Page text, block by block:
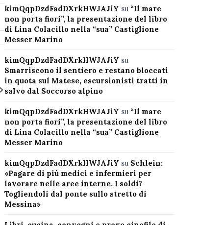
kimQqpDzdFadDXrkHWJAJiY su “Il mare
non porta fiori”, la presentazione del libro
di Lina Colacillo nella “sua” Castiglione
Messer Marino
kimQqpDzdFadDXrkHWJAJiY su
Smarriscono il sentiero e restano bloccati
in quota sul Matese, escursionisti tratti in
salvo dal Soccorso alpino
kimQqpDzdFadDXrkHWJAJiY su “Il mare
non porta fiori”, la presentazione del libro
di Lina Colacillo nella “sua” Castiglione
Messer Marino
kimQqpDzdFadDXrkHWJAJiY su Schlein:
«Pagare di più medici e infermieri per
lavorare nelle aree interne. I soldi?
Togliendoli dal ponte sullo stretto di
Messina»